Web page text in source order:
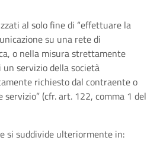
al solo fine di “effettuare la
su una rete di
o nella misura strettamente
servizio della società
richiesto dal contraente o
(cfr. art. 122, comma 1 del
si suddivide ulteriormente in: